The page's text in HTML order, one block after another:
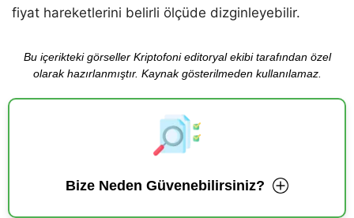
fiyat hareketlerini belirli ölçüde dizginleyebilir.
Bu içerikteki görseller Kriptofoni editoryal ekibi tarafından özel
olarak hazırlanmıştır. Kaynak gösterilmeden kullanılamaz.
Bize Neden Güvenebilirsiniz?